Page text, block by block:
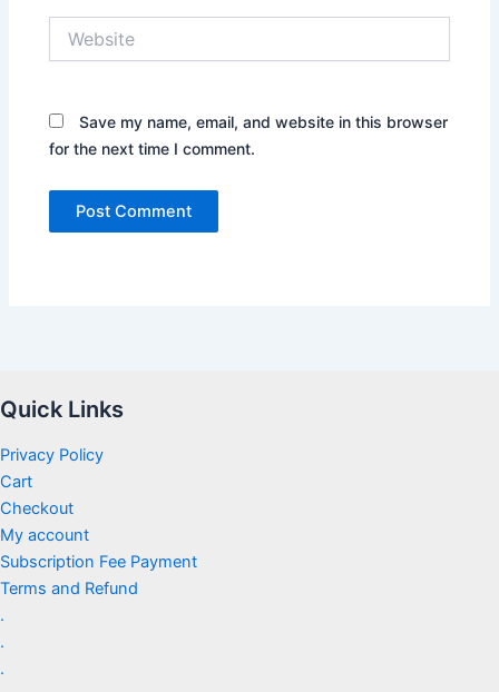
Save my name, email, and website in this browser
for the next time I comment.
Quick Links
Privacy Policy
Cart
Checkout
My account
Subscription Fee Payment
Terms and Refund
.
.
.